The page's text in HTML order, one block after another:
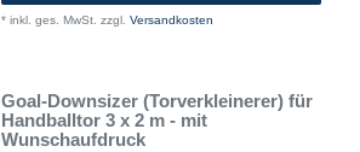
* inkl. ges. MwSt. zzgl. Versandkosten
Goal-Downsizer (Torverkleinerer) für
Handballtor 3 x 2 m - mit
Wunschaufdruck